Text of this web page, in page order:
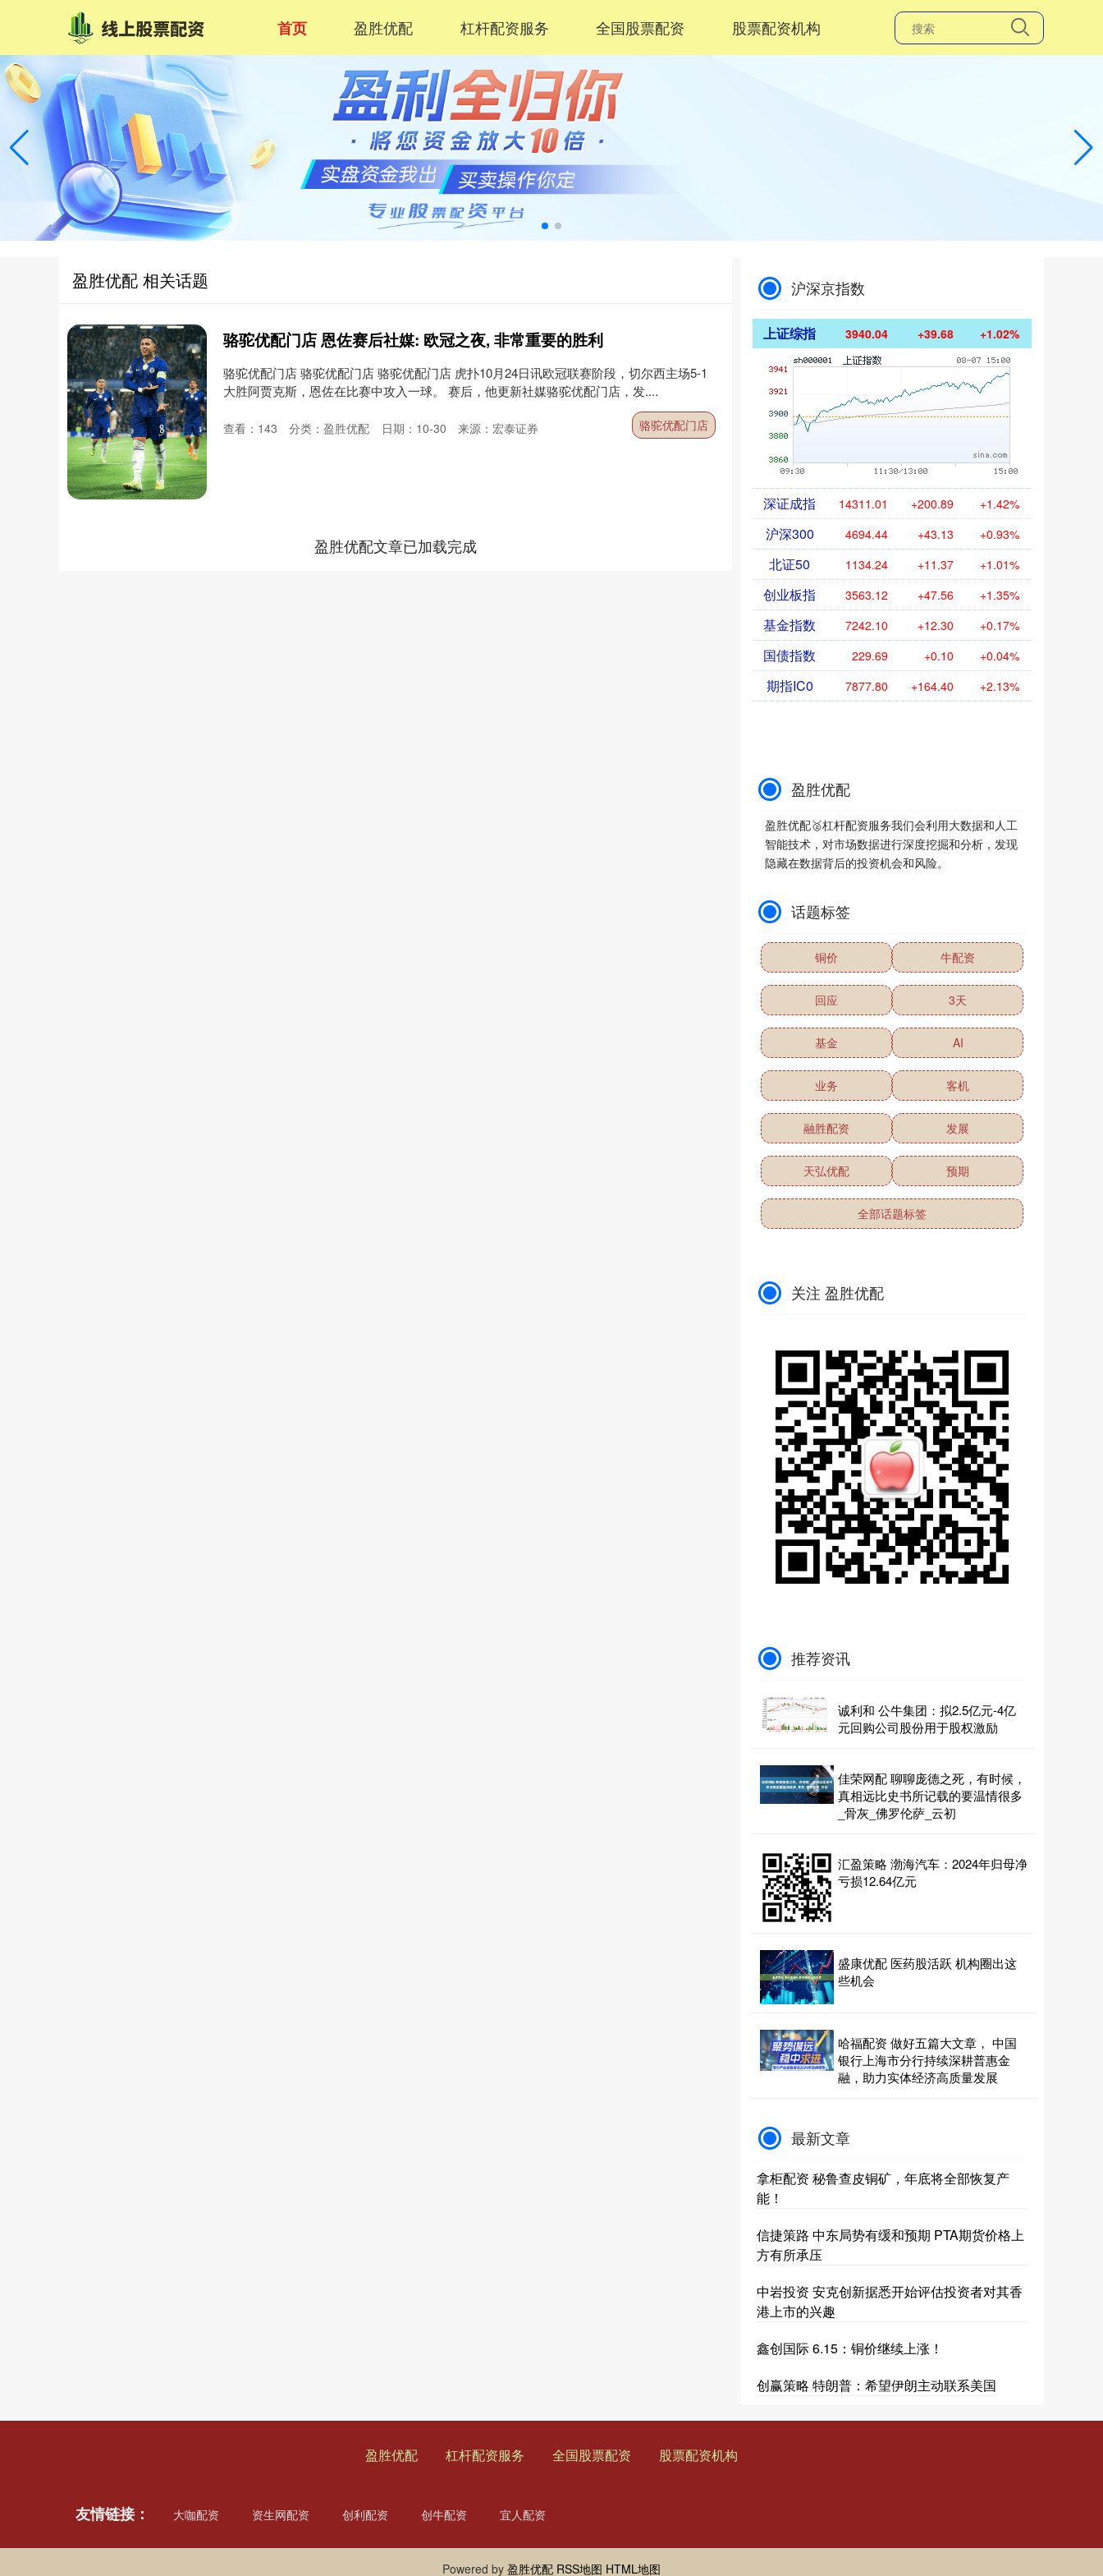
首页 盈胜优配 杠杆配资服务 全国股票配资 股票配资机构
盈胜优配 相关话题
骆驼优配门店 恩佐赛后社媒: 欧冠之夜, 非常重要的胜利
骆驼优配门店 骆驼优配门店 骆驼优配门店 虎扑10月24日讯欧冠联赛阶段，切尔西主场5-1
大胜阿贾克斯，恩佐在比赛中攻入一球。 赛后，他更新社媒骆驼优配门店，发....
骆驼优配门店
日期：10-30 来源：宏泰证券
查看： 143 分类： 盈胜优配
盈胜优配文章已加载完成
沪深京指数
上证综指 3940.04 +39.68 +1.02%
深证成指 14311.01 +200.89 +1.42%
沪深300 4694.44 +43.13 +0.93%
北证50 1134.24 +11.37 +1.01%
创业板指 3563.12 +47.56 +1.35%
基金指数 7242.10 +12.30 +0.17%
国债指数 229.69 +0.10 +0.04%
期指IC0 7877.80 +164.40 +2.13%
盈胜优配
盈胜优配🥈杠杆配资服务我们会利用大数据和人工
智能技术，对市场数据进行深度挖掘和分析，发现
隐藏在数据背后的投资机会和风险。
话题标签
铜价 牛配资
回应 3天
基金 AI
业务 客机
融胜配资 发展
天弘优配 预期
全部话题标签
关注 盈胜优配
推荐资讯
诚利和 公牛集团：拟2.5亿元-4亿
元回购公司股份用于股权激励
佳荣网配 聊聊庞德之死，有时候，
真相远比史书所记载的要温情很多
_骨灰_佛罗伦萨_云初
汇盈策略 渤海汽车：2024年归母净
亏损12.64亿元
盛康优配 医药股活跃 机构圈出这
些机会
哈福配资 做好五篇大文章， 中国
银行上海市分行持续深耕普惠金
融，助力实体经济高质量发展
最新文章
拿柜配资 秘鲁查皮铜矿，年底将全部恢复产
能！
信捷策路 中东局势有缓和预期 PTA期货价格上
方有所承压
中岩投资 安克创新据悉开始评估投资者对其香
港上市的兴趣
鑫创国际 6.15：铜价继续上涨！
创赢策略 特朗普：希望伊朗主动联系美国
盈胜优配 杠杆配资服务 全国股票配资 股票配资机构
友情链接： 大咖配资 资生网配资 创利配资 创牛配资 宜人配资
Powered by 盈胜优配 RSS地图 HTML地图